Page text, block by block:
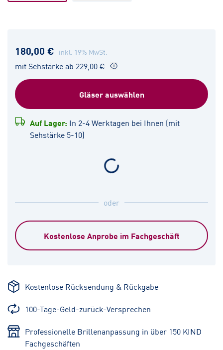
180,00 € inkl. 19% MwSt.
mit Sehstärke ab 229,00 €
Gläser auswählen
Auf Lager: In 2-4 Werktagen bei Ihnen (mit
Sehstärke 5-10)
oder
Kostenlose Anprobe im Fachgeschäft
Kostenlose Rücksendung & Rückgabe
100-Tage-Geld-zurück-Versprechen
Professionelle Brillenanpassung in über 150 KIND
Fachgeschäften